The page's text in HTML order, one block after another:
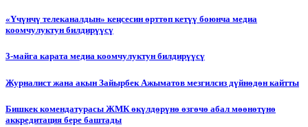
«Үчүнчү телеканалдын» кеңсесин өрттөп кетүү боюнча медиа
коомчулуктун билдирүүсү
3-майга карата медиа коомчулуктун билдирүүсү
Журналист жана акын Зайырбек Ажыматов мезгилсиз дүйнөдөн кайтты
Бишкек комендатурасы ЖМК өкүлдөрүнө өзгөчө абал мөөнөтүнө
аккредитация бере баштады